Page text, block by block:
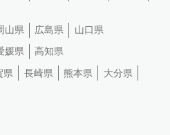
山県 広島県
山口県
媛県
高知県
県 長崎県 熊本県
大分県